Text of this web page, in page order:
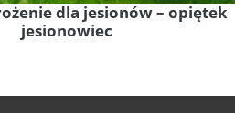
dla jesionów – opiętek
jesionowiec